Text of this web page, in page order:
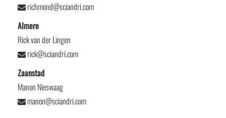
richmond@sciandri.com
Almere
Rick van der Lingen
rick@sciandri.com
Zaanstad
Manon Nieswaag
manon@sciandri.com